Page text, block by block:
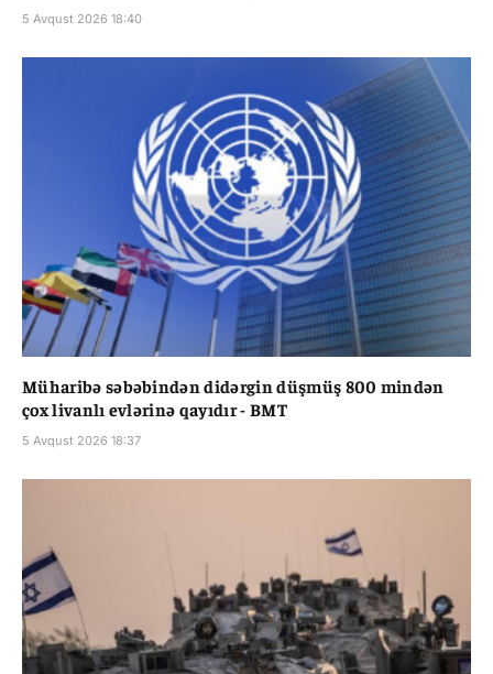
5 Avqust 2026 18:40
Müharibə səbəbindən didərgin düşmüş 800 mindən
çox livanlı evlərinə qayıdır - BMT
5 Avqust 2026 18:37